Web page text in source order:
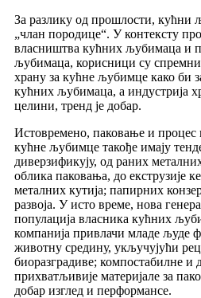
За разлику од прошлости, кућни
„члан породице“. У контексту
власништва кућних љубимаца и
љубимаца, корисници су
храну за кућне љубимце како би
кућних љубимаца, а индустрија
целини, тренд је добар.
Истовремено, паковање и процес
кућне љубимце такође имају
диверзификују, од раних
облика паковања, до екструзије
металних кутија; папирних
развоја. У исто време, нова
популација власника кућних
компанија привлачи младе људе
животну средину, укључујући
биоразградиве; компостабилне и
прихватљивије материјале за
добар изглед и перформансе.